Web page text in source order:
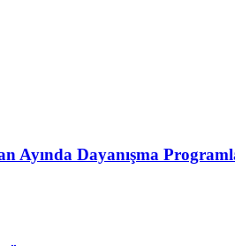
Ayında Dayanışma